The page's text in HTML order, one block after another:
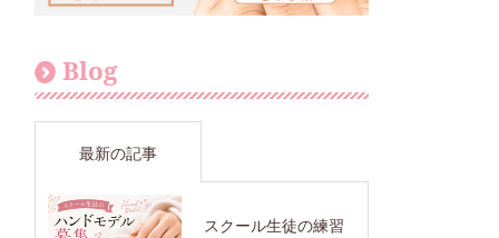
Blog
最新の記事
スクール生徒の練習